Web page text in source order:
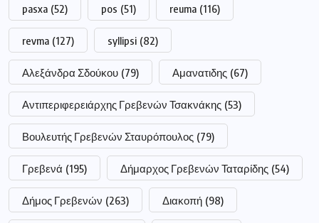
pasxa (52) pos (51) reuma (116)
revma (127) syllipsi (82)
Αλεξάνδρα Σδούκου (79) Αμανατιδης (67)
Αντιπεριφερειάρχης Γρεβενών Τσακνάκης (53)
Βουλευτής Γρεβενών Σταυρόπουλος (79)
Γρεβενά (195) Δήμαρχος Γρεβενών Ταταρίδης (54)
Δήμος Γρεβενών (263) Διακοπή (98)